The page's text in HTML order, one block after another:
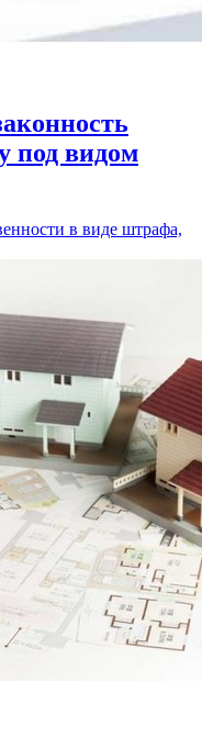
под видом
в виде штрафа,